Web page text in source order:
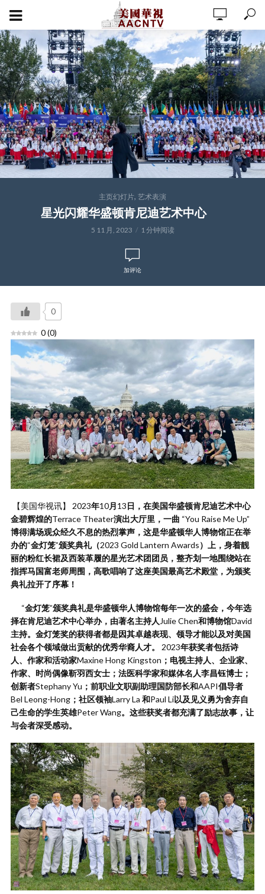
主页幻灯片, 艺术表演
星光闪耀华盛顿肯尼迪艺术中心
5 11 月, 2023 1 分钟阅读
加评论
0
0(0)
【美国华视讯】 2023年10月13日，在美国华盛顿肯尼迪艺术中心
金碧辉煌的Terrace Theater演出大厅里，一曲 “You Raise Me Up”
博得满场观众经久不息的热烈掌声，这是华盛顿华人博物馆正在举
办的“金灯笼”颁奖典礼（2023 Gold Lantern Awards）上，身着靓
丽的粉红长裙及西装革履的星光艺术团团员，整齐划一地围绕站在
指挥马国富老师周围，高歌唱响了这座美国最高艺术殿堂，为颁奖
典礼拉开了序幕！
“金灯笼”颁奖典礼是华盛顿华人博物馆每年一次的盛会，今年选
择在肯尼迪艺术中心举办，由著名主持人 Julie Chen和博物馆David
主持。金灯笼奖的获得者都是因其卓越表现、领导才能以及对美国
社会各个领域做出贡献的优秀华裔人才。
2023年获奖者包括诗
人、作家和活动家Maxine Hong Kingston ；电视主持人、企业家、
作家、时尚偶像靳羽西女士；法医科学家和媒体名人李昌钰博士；
创新者Stephany Yu ；前职业文职副助理国防部长和AAPI倡导者
Bel Leong-Hong ；社区领袖Larry La 和Paul Li以及见义勇为舍弃自
己生命的学生英雄Peter Wang。这些获奖者都充满了励志故事，让
与会者深受感动。